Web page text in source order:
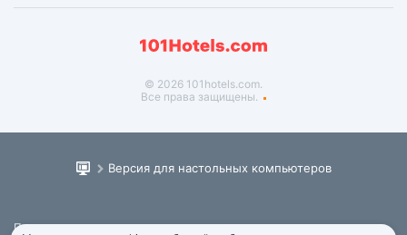
© 2026 101hotels.com.
Все права защищены.
Версия для настольных компьютеров
Пользовательское соглашение